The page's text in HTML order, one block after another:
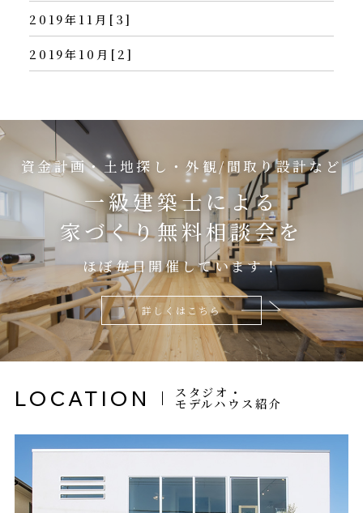
2019年11月[3]
2019年10月[2]
資金計画・土地探し・外観/間取り設計など
一級建築士による
家づくり無料相談会を
ほぼ毎日開催しています！
詳しくはこちら
LOCATION スタジオ・
モデルハウス紹介